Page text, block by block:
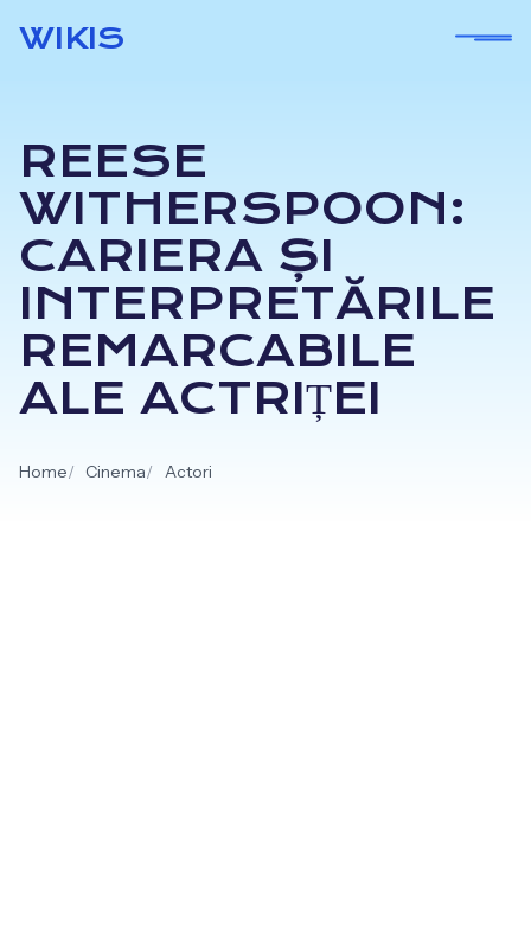
WIKIS
REESE
WITHERSPOON:
CARIERA ȘI
INTERPRETĂRILE
REMARCABILE
ALE ACTRIȚEI
Home Cinema Actori